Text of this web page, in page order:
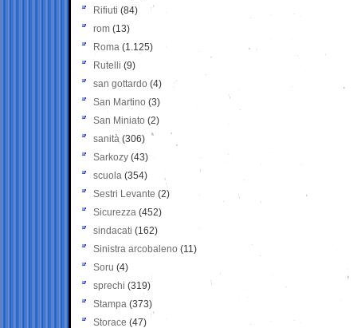
Rifiuti (84)
rom (13)
Roma (1.125)
Rutelli (9)
san gottardo (4)
San Martino (3)
San Miniato (2)
sanità (306)
Sarkozy (43)
scuola (354)
Sestri Levante (2)
Sicurezza (452)
sindacati (162)
Sinistra arcobaleno (11)
Soru (4)
sprechi (319)
Stampa (373)
Storace (47)